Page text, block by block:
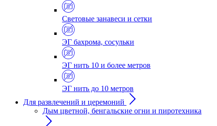
Световые занавеси и сетки
ЭГ бахрома, сосульки
ЭГ нить 10 и более метров
ЭГ нить до 10 метров
Для развлечений и церемоний
Дым цветной, бенгальские огни и пиротехника